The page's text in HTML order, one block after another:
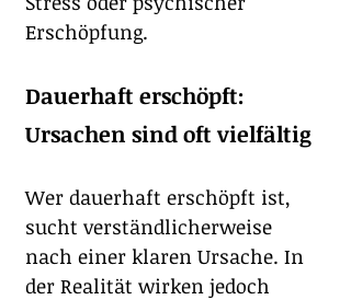
Erschöpfung.
Dauerhaft erschöpft:
Ursachen sind oft vielfältig
Wer dauerhaft erschöpft ist,
sucht verständlicherweise
nach einer klaren Ursache. In
der Realität wirken jedoch